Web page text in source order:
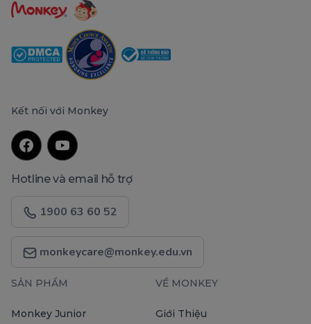
Kết nối với Monkey
Hotline và email hỗ trợ
1900 63 60 52
monkeycare@monkey.edu.vn
SẢN PHẨM
Monkey Junior
VỀ MONKEY
Giới Thiệu